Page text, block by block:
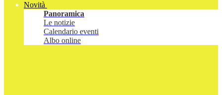
Novità
Panoramica
Le notizie
Calendario eventi
Albo online